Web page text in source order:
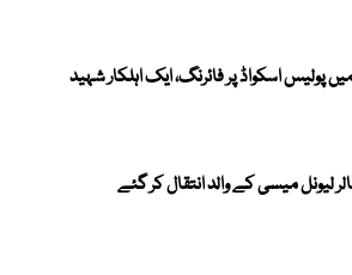
پولیس اسکواڈ پر فائرنگ، ایک اہلکار شہید
لیونل میسی کے والد انتقال کر گئے